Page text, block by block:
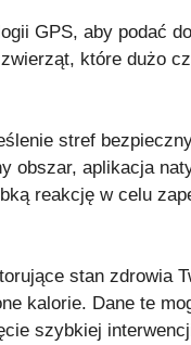
GPS, aby podać
które dużo
stref
obszar, aplikacja
reakcję w celu
stan zdrowia
kalorie. Dane te
szybkiej